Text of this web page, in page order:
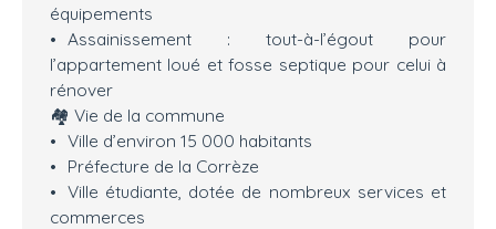
équipements
Assainissement : tout-à-l’égout pour
l’appartement loué et fosse septique pour celui à
rénover
🏘️ Vie de la commune
Ville d’environ 15 000 habitants
Préfecture de la Corrèze
Ville étudiante, dotée de nombreux services et
commerces